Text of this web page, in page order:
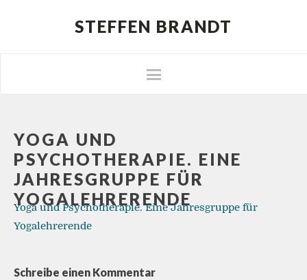
STEFFEN BRANDT
YOGA UND
PSYCHOTHERAPIE. EINE
JAHRESGRUPPE FÜR
YOGALEHRERENDE
Yoga und Psychotherapie. Eine Jahresgruppe für
Yogalehrerende
Schreibe einen Kommentar